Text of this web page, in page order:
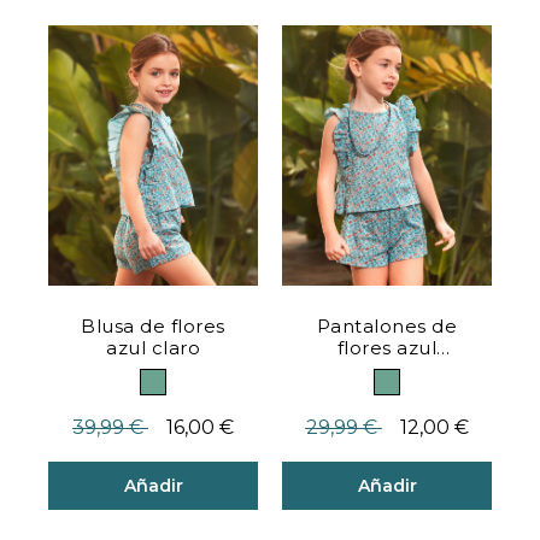
Blusa de flores
azul claro
Precio reducido desde
39,99 €hasta
16,00 €
Añadir
Pantalones de
flores azul
claro
Precio reducido desde
29,99 €hasta
12,00 €
Añadir